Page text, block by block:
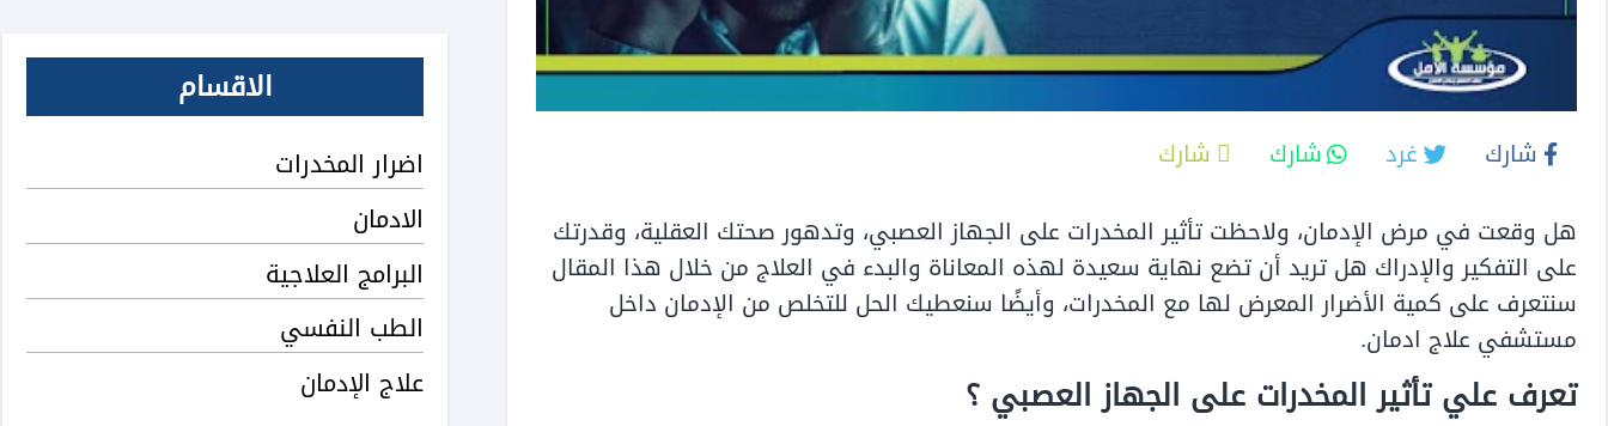
شارك غرد شارك
شارك
هل وقعت في مرض الإدمان، ولاحظتتأثير المخدرات على الجهاز العصبي، وتدهور صحتك العقلية، وقدرتك
على التفكير والإدراك هل تريد أن تضع نهاية سعيدة لهذه المعاناة والبدء في العلاج من خلال هذا المقال
سنتعرف على كمية الأضرار المعرض لها مع المخدرات، وأيضًا سنعطيك الحل للتخلص من الإدمان داخل
مستشفي علاج ادمان.
تعرف علي تأثير المخدرات على الجهاز العصبي ؟
الاقسام
اضرار المخدرات
الادمان
البرامج العلاجية
الطب النفسي
علاج الإدمان